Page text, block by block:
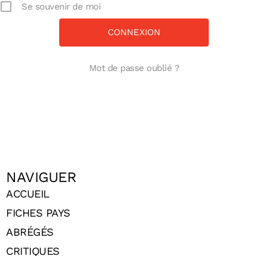
Se souvenir de moi
Mot de passe oublié ?
NAVIGUER
ACCUEIL
FICHES PAYS
ABRÉGÉS
CRITIQUES